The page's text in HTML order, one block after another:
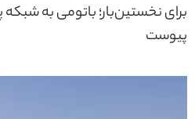
برای نخستین‌بار؛ باتومی به شبکه
پیوست